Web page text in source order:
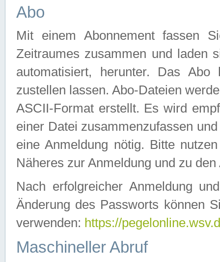
Abo
Mit einem Abonnement fassen
Zeitraumes zusammen und laden
automatisiert, herunter. Das
zustellen lassen. Abo-Dateien
ASCII-Format erstellt. Es wird
einer Datei zusammenzufassen
eine Anmeldung nötig. Bitte
Näheres zur Anmeldung und zu
Nach erfolgreicher Anmeldung
Änderung des Passworts können
verwenden: https://
Maschineller Abruf